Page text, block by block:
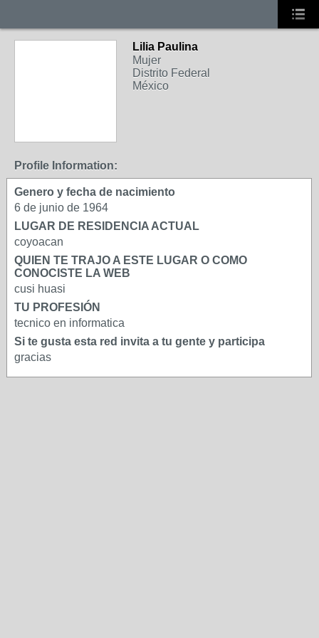
Lilia Paulina
Mujer
Distrito Federal
México
Profile Information:
Genero y fecha de nacimiento
6 de junio de 1964
LUGAR DE RESIDENCIA ACTUAL
coyoacan
QUIEN TE TRAJO A ESTE LUGAR O COMO
CONOCISTE LA WEB
cusi huasi
TU PROFESIÓN
tecnico en informatica
Si te gusta esta red invita a tu gente y participa
gracias